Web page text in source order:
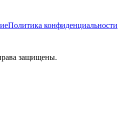
Политика конфиденциальности
защищены.